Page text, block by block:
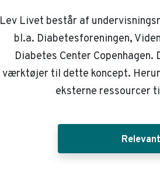
Lev Livet består af
bl.a. Diabetesforeningen,
Diabetes Center
værktøjer til dette koncept.
eksterne ressourcer